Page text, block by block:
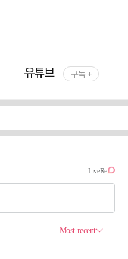
유튜브 구독 +